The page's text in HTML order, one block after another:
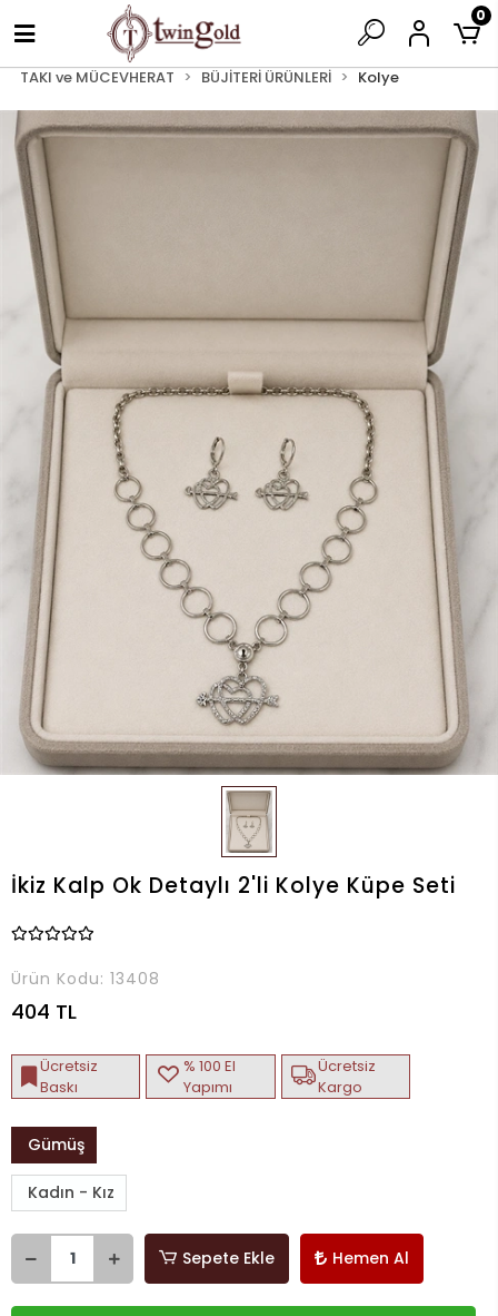
0
TAKI ve MÜCEVHERAT BÜJİTERİ ÜRÜNLERİ Kolye
İkiz Kalp Ok Detaylı 2'li Kolye Küpe Seti
Ürün Kodu: 13408
404 TL
Ücretsiz
Baskı
% 100 El
Yapımı
Ücretsiz
Kargo
Gümüş
Kadın - Kız
Sepete Ekle Hemen Al